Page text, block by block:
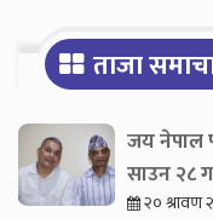
ताजा
जय नेपाल
साउन २८
२० श्रावण